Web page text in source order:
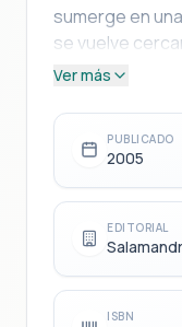
sumerge en
se vuelve
protagonista
un secreto
amenaza,
resolver un
Nuestro héroe
emocionante
desenterrar
a confrontar
Ver más
PUBLICADO
2005
EDITORIAL
ISBN